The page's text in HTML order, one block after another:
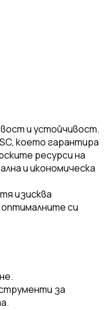
и устойчивост.
което гарантира
ресурси на
и икономическа
изисква
си
за